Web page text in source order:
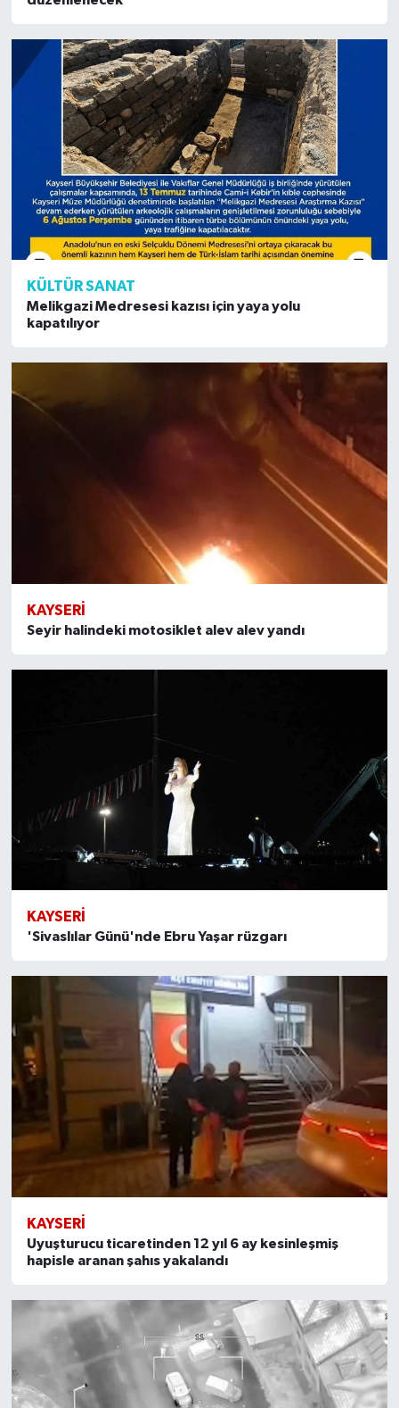
KÜLTÜR SANAT
Melikgazi Medresesi kazısı için yaya yolu
kapatılıyor
KAYSERI
Seyir halindeki motosiklet alev alev yandı
KAYSERI
'Sivaslılar Günü'nde Ebru Yaşar rüzgarı
KAYSERI
Uyuşturucu ticaretinden 12 yıl 6 ay kesinleşmiş
hapisle aranan şahıs yakalandı